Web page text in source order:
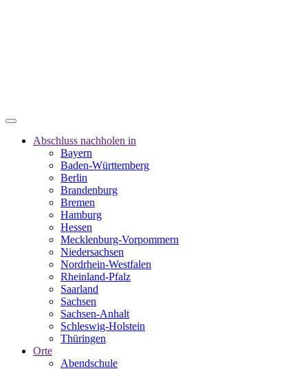
Abschluss nachholen in
Bayern
Baden-Württemberg
Berlin
Brandenburg
Bremen
Hamburg
Hessen
Mecklenburg-Vorpommern
Niedersachsen
Nordrhein-Westfalen
Rheinland-Pfalz
Saarland
Sachsen
Sachsen-Anhalt
Schleswig-Holstein
Thüringen
Orte
Abendschule